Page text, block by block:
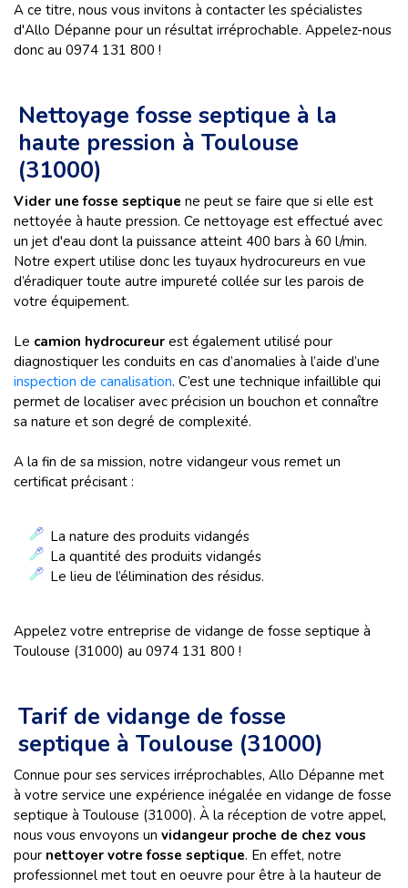
A ce titre, nous vous invitons à contacter les spécialistes
d'Allo Dépanne pour un résultat irréprochable. Appelez-nous
donc au 0974 131 800 !
Nettoyage fosse septique à la
haute pression à Toulouse
(31000)
Vider une fosse septique ne peut se faire que si elle est
nettoyée à haute pression. Ce nettoyage est effectué avec
un jet d'eau dont la puissance atteint 400 bars à 60 l/min.
Notre expert utilise donc les tuyaux hydrocureurs en vue
d’éradiquer toute autre impureté collée sur les parois de
votre équipement.
Le camion hydrocureur est également utilisé pour
diagnostiquer les conduits en cas d’anomalies à l’aide d’une
inspection de canalisation. C’est une technique infaillible qui
permet de localiser avec précision un bouchon et connaître
sa nature et son degré de complexité.
A la fin de sa mission, notre vidangeur vous remet un
certificat précisant :
La nature des produits vidangés
La quantité des produits vidangés
Le lieu de l’élimination des résidus.
Appelez votre entreprise de vidange de fosse septique à
Toulouse (31000) au 0974 131 800 !
Tarif de vidange de fosse
septique à Toulouse (31000)
Connue pour ses services irréprochables, Allo Dépanne met
à votre service une expérience inégalée en vidange de fosse
septique à Toulouse (31000). À la réception de votre appel,
nous vous envoyons un vidangeur proche de chez vous
pour nettoyer votre fosse septique. En effet, notre
professionnel met tout en oeuvre pour être à la hauteur de